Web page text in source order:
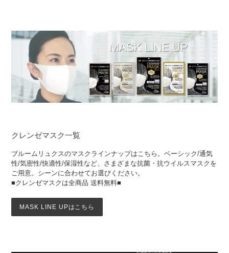
クレンゼマスク一覧
ブルームリュクスのマスクラインナップはこちら。ベーシック/通気
性/気密性/快適性/保湿性など、さまざまな抗菌・抗ウイルスマスクを
ご用意。シーンに合わせてお選びください。
■クレンゼマスクは全商品 送料無料■
MASK LINE UPはこちら